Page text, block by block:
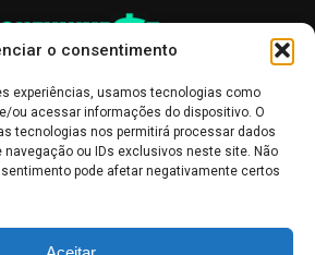
o consentimento
experiências, usamos tecnologias como
ou acessar informações do dispositivo. O
tecnologias nos permitirá processar dados
ou IDs exclusivos neste site. Não
pode afetar negativamente certos